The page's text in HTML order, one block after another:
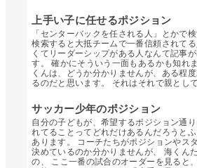
上手い子に任せるポジション
「センターバックを任される人」とかで
検索すると大抵チームで一番信頼されて
くてリーダーシップがある人なんて記事が
す。 確かにそういう一面もあるかも知れ
くんは、どうか分かりませんが、ある程
るのだと思います。 それはそれで親とし
サッカー少年のポジション
自分の子どもが、希望するポジション通
れてることってどれだけあるんだろうと
あります。 コーチたちがポジションやス
決めているのか分かりませんが、 海くん
の、 ここ一番の試合のオーダーを見ると